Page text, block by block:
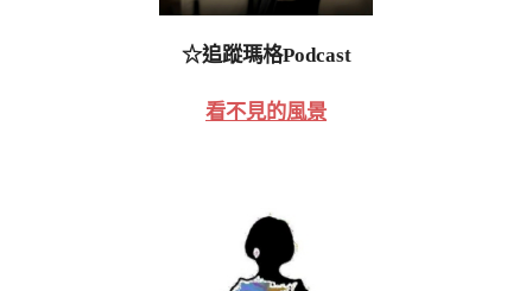
☆追蹤瑪格Podcast
看不見的風景